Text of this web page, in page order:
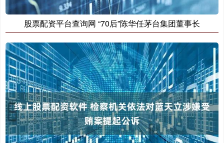
股票配资平台查询网 “70后”陈华任茅台集团董事长